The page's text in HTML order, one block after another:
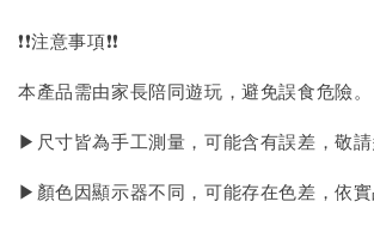
❗❗注意事項❗❗
本產品需由家長陪同遊玩，避免誤食危險。
▶尺寸皆為手工測量，可能含有誤差，敬請
▶顏色因顯示器不同，可能存在色差，依實